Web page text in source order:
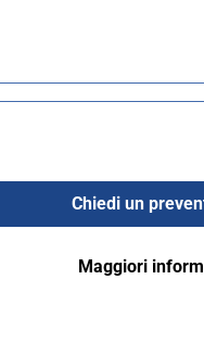
Chiedi un
Maggiori